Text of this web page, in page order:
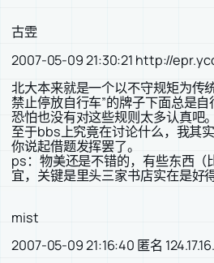
古雴
2007-05-09 21:30:21 http://
北大本来就是一个以不守规矩为传
禁止停放自行车”的牌子下面总是
恐怕也没有对这些规则太多认真吧。
至于bbs上究竟在讨论什么，我其
你说起借题发挥罢了。
ps：物美还是不错的，有些东西（
宜，关键是里头三家书店实在是好得
mist
2007-05-09 21:16:40 匿名